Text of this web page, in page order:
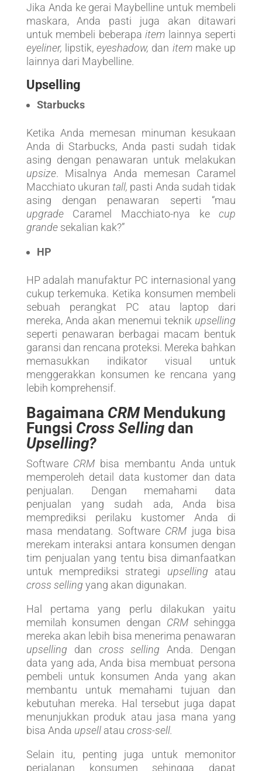
Jika Anda ke gerai Maybelline untuk membeli
maskara, Anda pasti juga akan ditawari
untuk membeli beberapaitem lainnya seperti
eyeliner, lipstik,eyeshadow, dan itemmake up
lainnya dari Maybelline.
Upselling
Starbucks
Ketika Anda memesan minuman kesukaan
Anda di Starbucks, Anda pasti sudah tidak
asing dengan penawaran untuk melakukan
upsize. Misalnya Anda memesan Caramel
Macchiato ukuran tall, pasti Anda sudah tidak
asing dengan penawaran seperti “mau
upgradeCaramel Macchiato-nya kecup
grandesekalian kak?”
HP
HP adalah manufaktur PC internasional yang
cukup terkemuka. Ketika konsumen membeli
sebuah perangkat PC atau laptop dari
mereka, Anda akan menemui teknik upselling
seperti penawaran berbagai macam bentuk
garansi dan rencana proteksi. Mereka bahkan
memasukkan indikator visual untuk
menggerakkan konsumen ke rencana yang
lebih komprehensif.
Bagaimana CRMMendukung
Fungsi Cross Sellingdan
Upselling?
Software CRM bisa membantu Anda untuk
memperoleh detail data kustomer dan data
penjualan. Dengan memahami data
penjualan yang sudah ada, Anda bisa
memprediksi perilaku kustomer Anda di
masa mendatang. Software CRM juga bisa
merekam interaksi antara konsumen dengan
tim penjualan yang tentu bisa dimanfaatkan
untuk memprediksi strategi upselling atau
cross selling yang akan digunakan.
Hal pertama yang perlu dilakukan yaitu
memilah konsumen dengan CRMsehingga
mereka akan lebih bisa menerima penawaran
upselling dan cross selling Anda. Dengan
data yang ada, Anda bisa membuat persona
pembeli untuk konsumen Anda yang akan
membantu untuk memahami tujuan dan
kebutuhan mereka. Hal tersebut juga dapat
menunjukkan produk atau jasa mana yang
bisa Anda upsellatau cross-sell.
Selain itu, penting juga untuk memonitor
perjalanan konsumen sehingga dapat